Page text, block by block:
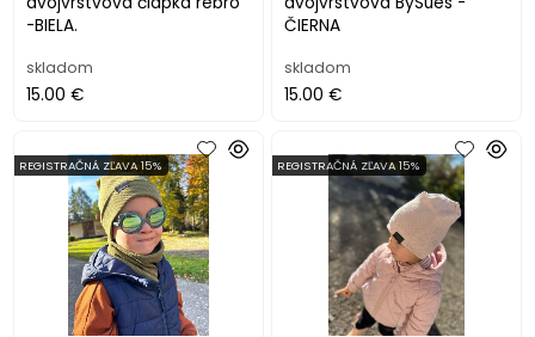
-BIELA.
skladom
15.00 €
ČIERNA
skladom
15.00 €
REGISTRAČNÁ ZĽAVA 15% REGISTRAČNÁ ZĽAVA 15%